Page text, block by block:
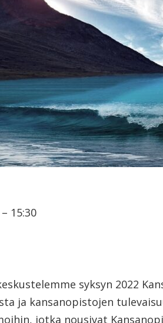
15:30
syksyn 2022
ja kansanopistojen
jotka nousivat